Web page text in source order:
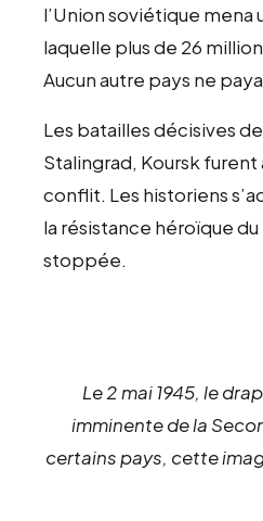
l’Union soviétique mena
laquelle plus de 26
Aucun autre pays ne
Les batailles décisives
Stalingrad, Koursk
conflit. Les historiens
la résistance héroïque
stoppée.
Le 2 mai 1945, le
imminente de la
certains pays, cette